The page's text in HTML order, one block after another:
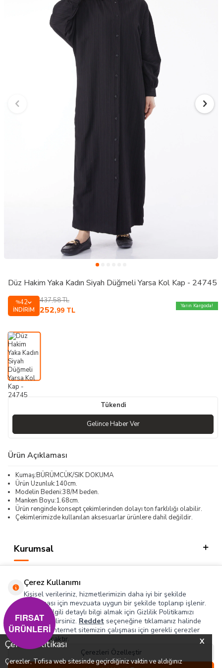
X
Çerez Politikası
Çerezler, Tofisa web sitesinde geçirdiğiniz vaktin ve aldığınız
0
Düz Hakim Yaka Kadın Siyah Düğmeli Yarsa Kol Kap - 24745
%42
İNDIRIM
437,58TL
252,99 TL
Yarın Kargoda!
Tükendi
Gelince Haber Ver
Ürün Açıklaması
Kumaş:BÜRÜMCÜK/SIK DOKUMA
Ürün Uzunluk:140cm.
Modelin Bedeni:38/M beden.
Manken Boyu:1.68cm.
Ürün renginde konsept çekimlerinden dolayı ton farklılığı olabilir.
Çekimlerimizde kullanılan aksesuarlar ürünlere dahil değildir.
Kurumsal
Hızlı Erişim
Sosyal
Adres & İletişim
Çerez Kullanımı
Kişisel verileriniz, hizmetlerimizin daha iyi bir şekilde
sunulması için mevzuata uygun bir şekilde toplanıp işlenir.
Konuyla ilgili detaylı bilgi almak için Gizlilik Politikamızı
inceleyebilirsiniz. Reddet seçeneğine tıklamanız halinde
yalnızca internet sitemizin çalışması için gerekli çerezler
kullanılacaktır.
Çerezleri Özelleştir
FIRSAT
ÜRÜNLERİ